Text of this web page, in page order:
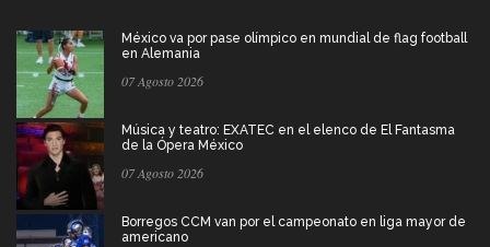
México va por pase olímpico en mundial de flag football
en Alemania
07 Agosto 2026
Música y teatro: EXATEC en el elenco de El Fantasma
de la Ópera México
07 Agosto 2026
Borregos CCM van por el campeonato en liga mayor de
americano